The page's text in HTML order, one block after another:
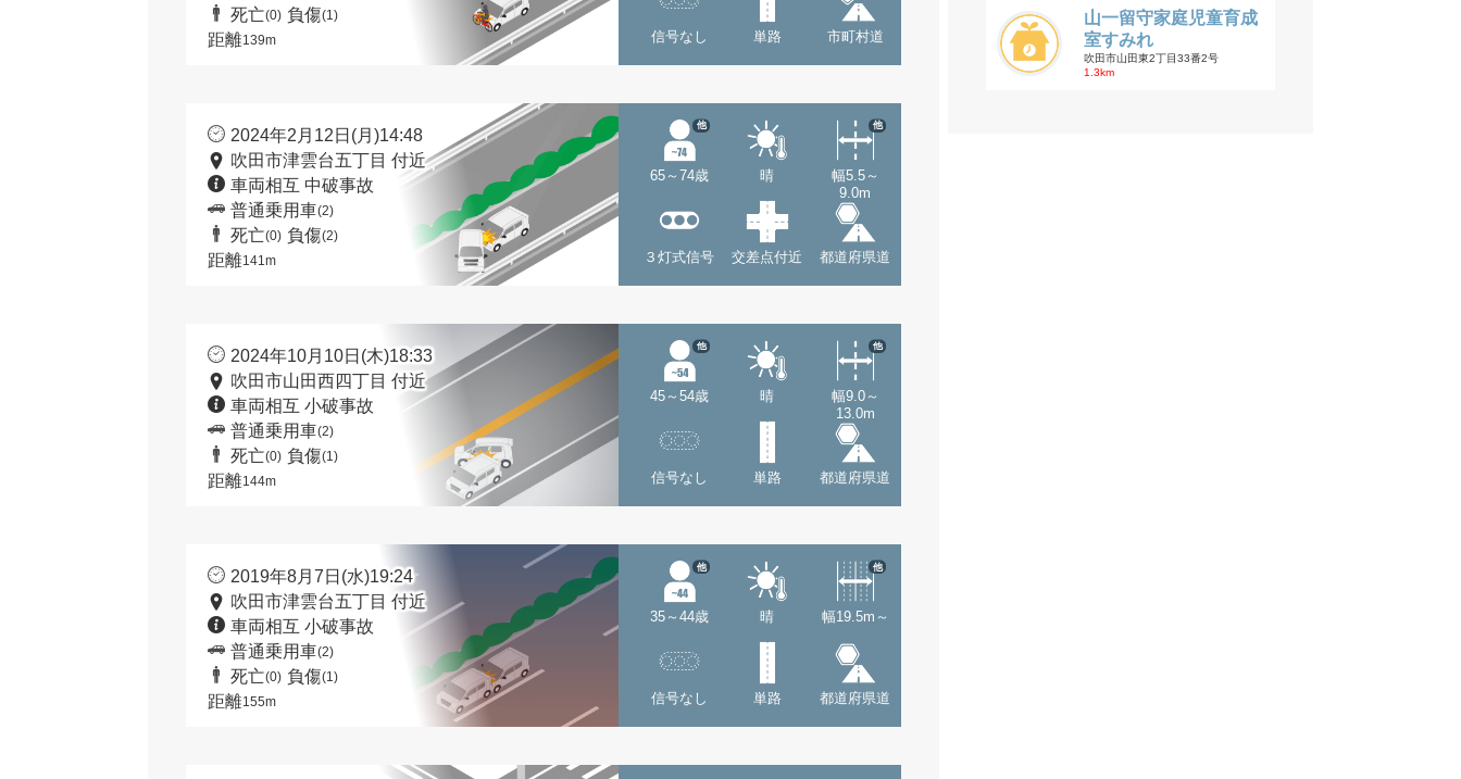
死亡(0) 負傷(1)
距離139m 信号なし 単路 市町村道
2024年2月12日(月)14:48
吹田市津雲台五丁目 付近
車両相互 中破事故
普通乗用車(2)
死亡(0) 負傷(2)
距離141m
65～74歳
他
晴
幅5.5～
9.0m
他
３灯式信号 交差点付近 都道府県道
2024年10月10日(木)18:33
吹田市山田西四丁目 付近
車両相互 小破事故
普通乗用車(2)
死亡(0) 負傷(1)
距離144m
45～54歳
他
晴
幅9.0～
13.0m
他
信号なし 単路 都道府県道
2019年8月7日(水)19:24
吹田市津雲台五丁目 付近
車両相互 小破事故
普通乗用車(2)
死亡(0) 負傷(1)
距離155m
35～44歳
他
晴 幅19.5m～
他
信号なし 単路 都道府県道
山一留守家庭児童育成
室すみれ
吹田市山田東2丁目33番2号
1.3km